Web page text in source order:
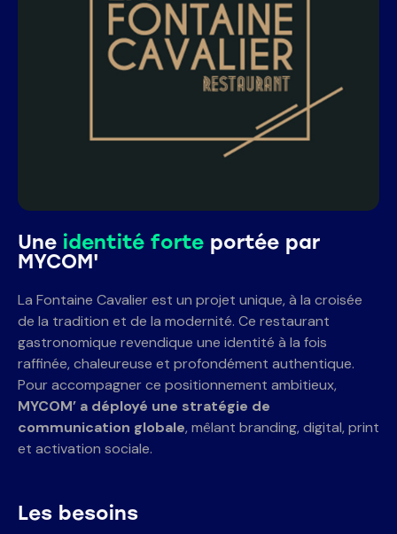
Une identité forte portée par
MYCOM'
La Fontaine Cavalier est un projet unique, à la croisée
de la tradition et de la modernité. Ce restaurant
gastronomique revendique une identité à la fois
raffinée, chaleureuse et profondément authentique.
Pour accompagner ce positionnement ambitieux,
MYCOM’ a déployé une stratégie de
communication globale, mêlant branding, digital, print
et activation sociale.
Les besoins